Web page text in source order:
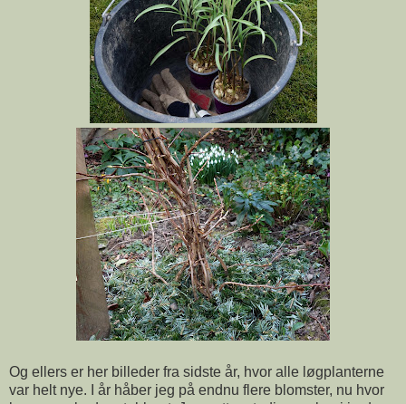
Og ellers er her billeder fra sidste år, hvor alle løgplanterne
var helt nye. I år håber jeg på endnu flere blomster, nu hvor